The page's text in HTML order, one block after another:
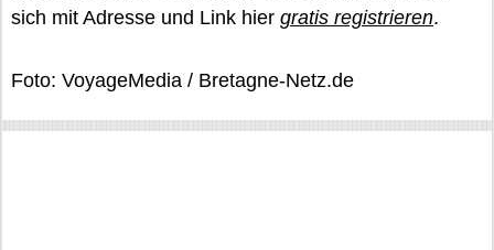
sich mit Adresse und Link hier gratis registrieren.
Foto: VoyageMedia / Bretagne-Netz.de